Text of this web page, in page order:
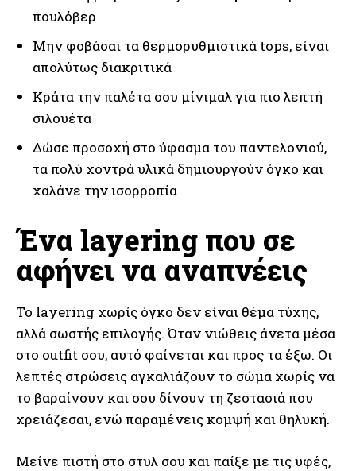
πουλόβερ
Μην φοβάσαι τα θερμορυθμιστικά tops, είναι
απολύτως διακριτικά
Κράτα την παλέτα σου μίνιμαλ για πιο λεπτή
σιλουέτα
Δώσε προσοχή στο ύφασμα του παντελονιού,
τα πολύ χοντρά υλικά δημιουργούν όγκο και
χαλάνε την ισορροπία
Ένα layering που σε
αφήνει να αναπνέεις
Το layering χωρίς όγκο δεν είναι θέμα τύχης,
αλλά σωστής επιλογής. Όταν νιώθεις άνετα μέσα
στο outfit σου, αυτό φαίνεται και προς τα έξω. Οι
λεπτές στρώσεις αγκαλιάζουν το σώμα χωρίς να
το βαραίνουν και σου δίνουν τη ζεστασιά που
χρειάζεσαι, ενώ παραμένεις κομψή και θηλυκή.
Μείνε πιστή στο στυλ σου και παίξε με τις υφές,